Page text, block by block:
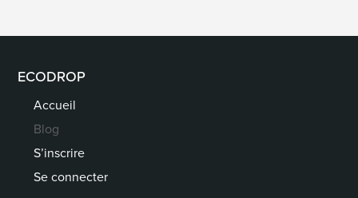
ECODROP
Accueil
Blog
S’inscrire
Se connecter